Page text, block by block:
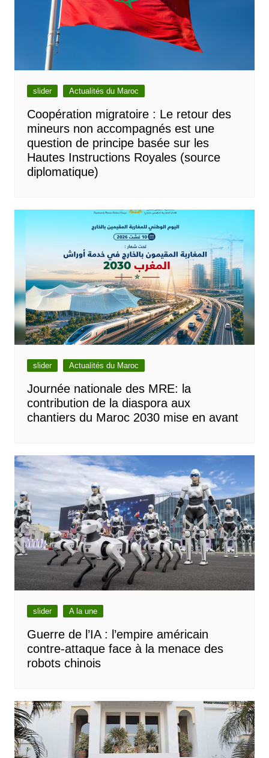
slider Actualités du Maroc
Coopération migratoire : Le retour des
mineurs non accompagnés est une
question de principe basée sur les
Hautes Instructions Royales (source
diplomatique)
slider Actualités du Maroc
Journée nationale des MRE: la
contribution de la diaspora aux
chantiers du Maroc 2030 mise en avant
slider A la une
Guerre de l’IA : l’empire américain
contre-attaque face à la menace des
robots chinois